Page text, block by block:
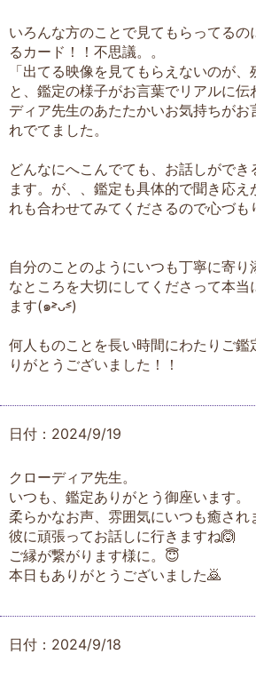
いろんな方のことで見てもらってるの
るカード！！不思議。。
「出てる映像を見てもらえないのが、
と、鑑定の様子がお言葉でリアルに伝
ディア先生のあたたかいお気持ちがお
れでてました。
どんなにへこんでても、お話しがで
ます。が、、鑑定も具体的で聞き応
れも合わせてみてくださるので心づも
自分のことのようにいつも丁寧に寄
なところを大切にしてくださって本当
ます(๑˃̵ᴗ˂̵)
何人ものことを長い時間にわたりご鑑
りがとうございました！！
日付：2024/9/19
クローディア先生。
いつも、鑑定ありがとう御座います。
柔らかなお声、雰囲気にいつも癒され
彼に頑張ってお話しに行きますね🙆
ご縁が繋がります様に。😇
本日もありがとうございました🙇
日付：2024/9/18